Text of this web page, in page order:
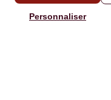
Personnaliser